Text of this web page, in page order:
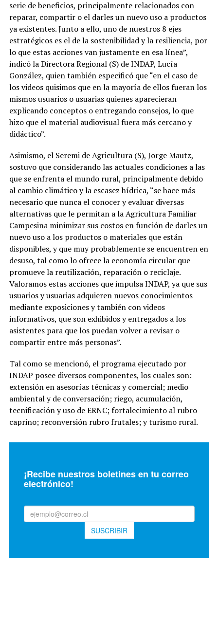
serie de beneficios, principalmente relacionados con
reparar, compartir o el darles un nuevo uso a productos
ya existentes. Junto a ello, uno de nuestros 8 ejes
estratégicos es el de la sostenibilidad y la resiliencia, por
lo que estas acciones van justamente en esa línea”,
indicó la Directora Regional (S) de INDAP, Lucía
González, quien también especificó que “en el caso de
los videos quisimos que en la mayoría de ellos fueran los
mismos usuarios o usuarias quienes aparecieran
explicando conceptos o entregando consejos, lo que
hizo que el material audiovisual fuera más cercano y
didáctico”.
Asimismo, el Seremi de Agricultura (S), Jorge Mautz,
sostuvo que considerando las actuales condiciones a las
que se enfrenta el mundo rural, principalmente debido
al cambio climático y la escasez hídrica, “se hace más
necesario que nunca el conocer y evaluar diversas
alternativas que le permitan a la Agricultura Familiar
Campesina minimizar sus costos en función de darles un
nuevo uso a los productos o materiales que están
disponibles, y que muy probablemente se encuentren en
desuso, tal como lo ofrece la economía circular que
promueve la reutilización, reparación o reciclaje.
Valoramos estas acciones que impulsa INDAP, ya que sus
usuarios y usuarias adquieren nuevos conocimientos
mediante exposiciones y también con videos
informativos, que son exhibidos y entregados a los
asistentes para que los puedan volver a revisar o
compartir entre más personas”.
Tal como se mencionó, el programa ejecutado por
INDAP posee diversos componentes, los cuales son:
extensión en asesorías técnicas y comercial; medio
ambiental y de conversación; riego, acumulación,
tecnificación y uso de ERNC; fortalecimiento al rubro
caprino; reconversión rubro frutales; y turismo rural.